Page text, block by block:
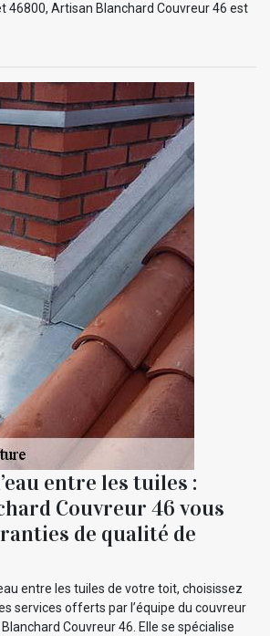
46800, Artisan Blanchard Couvreur 46 est
entre les tuiles :
Couvreur 46 vous
de qualité de
entre les tuiles de votre toit, choisissez
services offerts par l’équipe du couvreur
Couvreur 46. Elle se spécialise